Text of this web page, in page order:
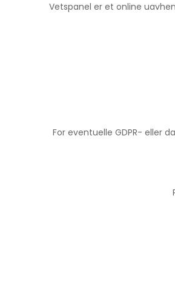
Vetspanel er et online
For eventuelle GDPR- eller